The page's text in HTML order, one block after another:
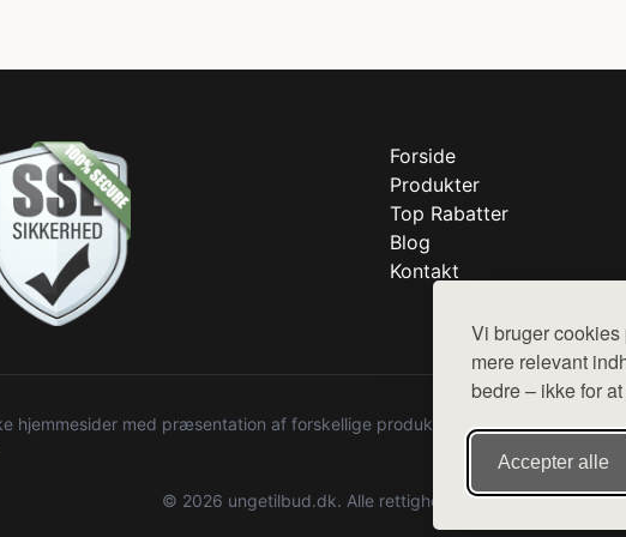
Vi bruger
mere relevant
bedre – ikke for
Accepter alle
Forside
Produkter
Top Rabatter
Blog
Kontakt
hjemmesider med præsentation af forskellige produkter fra diverse
© 2026 ungetilbud.dk. Alle rettigheder forbeholdes.